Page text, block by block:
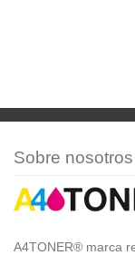
Sobre nosotros
A4TONER® marca